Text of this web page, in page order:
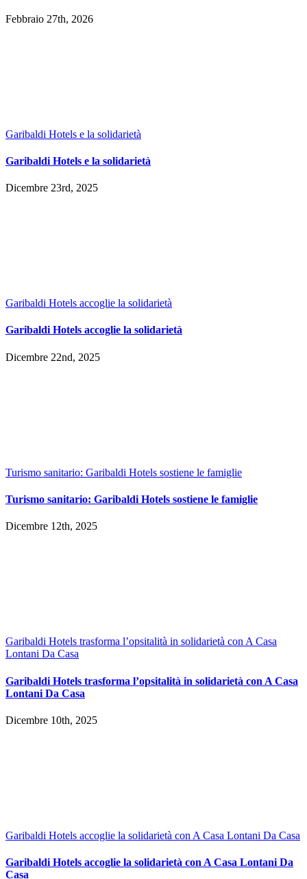
Febbraio 27th, 2026
Garibaldi Hotels e la solidarietà
Garibaldi Hotels e la solidarietà
Dicembre 23rd, 2025
Garibaldi Hotels accoglie la solidarietà
Garibaldi Hotels accoglie la solidarietà
Dicembre 22nd, 2025
Turismo sanitario: Garibaldi Hotels sostiene le famiglie
Turismo sanitario: Garibaldi Hotels sostiene le famiglie
Dicembre 12th, 2025
Garibaldi Hotels trasforma l’opsitalità in solidarietà con A Casa
Lontani Da Casa
Garibaldi Hotels trasforma l’opsitalità in solidarietà con A Casa
Lontani Da Casa
Dicembre 10th, 2025
Garibaldi Hotels accoglie la solidarietà con A Casa Lontani Da Casa
Garibaldi Hotels accoglie la solidarietà con A Casa Lontani Da
Casa